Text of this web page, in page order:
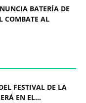
BATERÍA DE
COMBATE AL
FESTIVAL DE LA
EN EL...